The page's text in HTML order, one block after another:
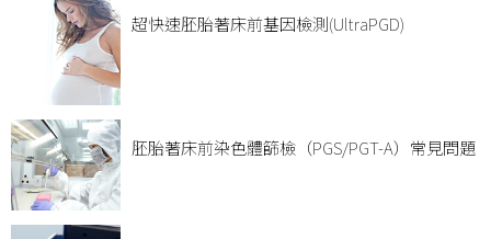
超快速胚胎著床前基因檢測(UltraPGD)
胚胎著床前染色體篩檢（PGS/PGT-A）常見問題